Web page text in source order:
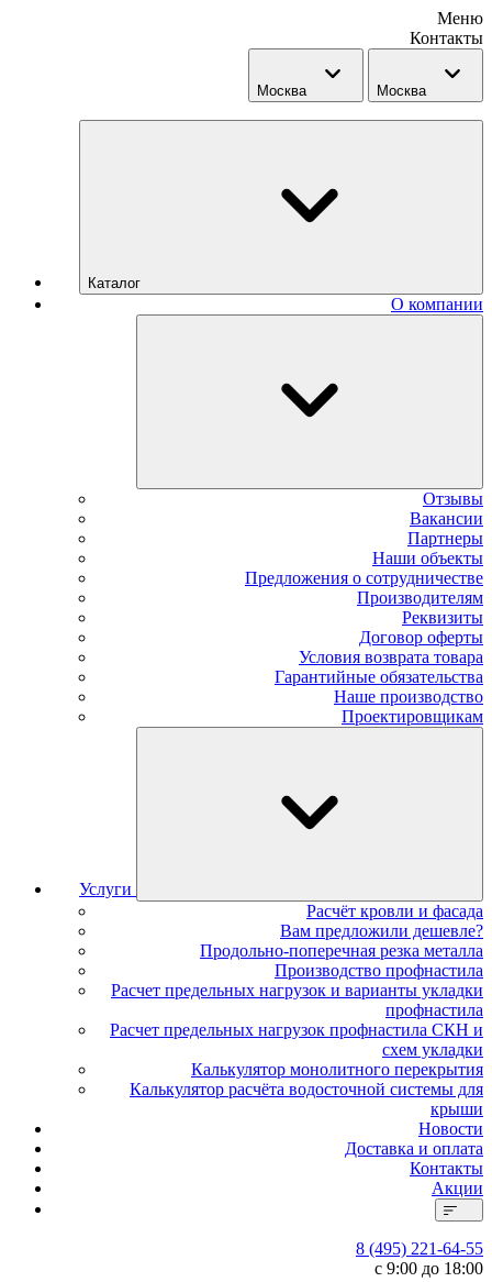
Меню
Контакты
Москва Москва
Каталог
О компании
Отзывы
Вакансии
Партнеры
Наши объекты
Предложения о сотрудничестве
Производителям
Реквизиты
Договор оферты
Условия возврата товара
Гарантийные обязательства
Наше производство
Проектировщикам
Услуги
Расчёт кровли и фасада
Вам предложили дешевле?
Продольно-поперечная резка металла
Производство профнастила
Расчет предельных нагрузок и варианты укладки
профнастила
Расчет предельных нагрузок профнастила СКН и
схем укладки
Калькулятор монолитного перекрытия
Калькулятор расчёта водосточной системы для
крыши
Новости
Доставка и оплата
Контакты
Акции
8 (495) 221-64-55
с 9:00 до 18:00